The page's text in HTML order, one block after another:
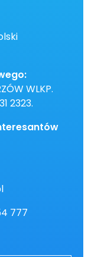
WLKP.
2323.
777